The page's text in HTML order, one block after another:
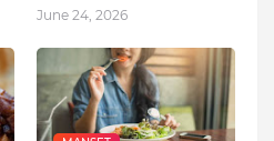
June 24, 2026